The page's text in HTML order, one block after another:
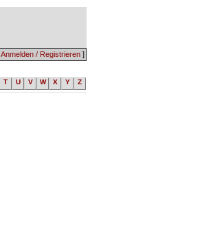
Anmelden / Registrieren ]
T U V W X Y Z